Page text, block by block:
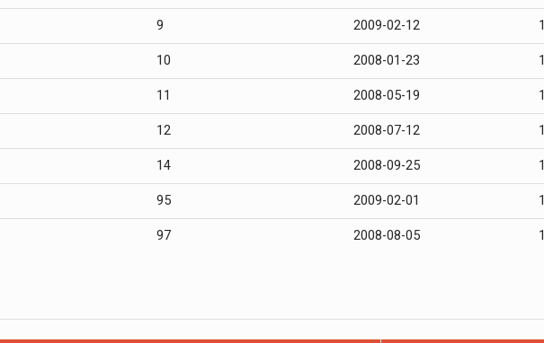
9 2009-02-12
10 2008-01-23
11 2008-05-19
12 2008-07-12
14 2008-09-25
95 2009-02-01
97 2008-08-05